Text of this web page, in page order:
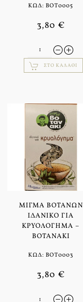
ΚΩΔ: BOT0005
3,80 €
ΣΤΟ ΚΑΛΆΘΙ
ΜΊΓΜΑ ΒΟΤΆΝΩΝ
ΙΔΑΝΙΚΌ ΓΙΑ
ΚΡΥΟΛΌΓΗΜΑ –
ΒΟΤΑΝΆΚΙ
ΚΩΔ: BOT0003
3,80 €